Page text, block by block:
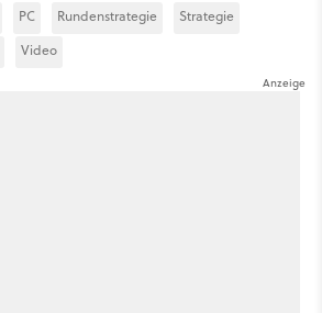
PC Rundenstrategie
Strategie
Video